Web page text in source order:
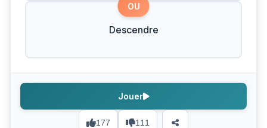
OU
Descendre
177 111
Jouer